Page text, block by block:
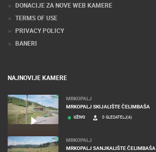
DONACIJE ZA NOVE WEB KAMERE
TERMS OF USE
PRIVACY POLICY
BANERI
NAJNOVIJE KAMERE
MRKOPALJ
MRKOPALJ SKIJALIŠTE ČELIMBAŠA
UŽIVO 0 GLEDATELJ(A)
MRKOPALJ
MRKOPALJ SANJKALIŠTE ČELIMBAŠA